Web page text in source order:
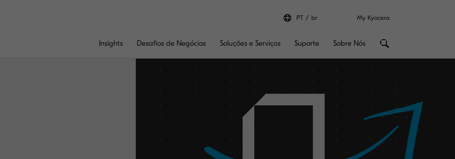
PT br My Kyocera
Insights Desafios de Negócios Soluções e Serviços Suporte Sobre Nós